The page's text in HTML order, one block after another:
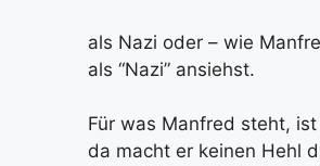
als Nazi oder – wie
als “Nazi” ansiehst.
Für was Manfred steht,
da macht er keinen Hehl